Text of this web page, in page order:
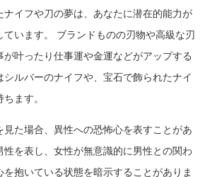
イフや刀の夢は、あなたに潜在的能力が
います。 ブランドものの刃物や高級な刃
叶ったり仕事運や金運などがアップする
ルバーのナイフや、宝石で飾られたナイ
ます。
見た場合、異性への恐怖心を表すことがあ
性を表し、女性が無意識的に男性との関わ
を抱いている状態を暗示することがありま